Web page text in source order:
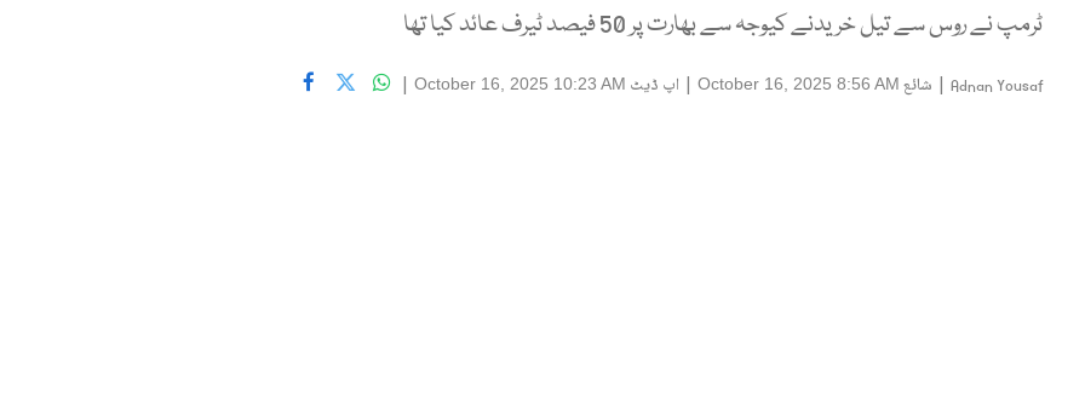
ٹرمپ نے روس سے تیل خریدنے کیوجہ سے بھارت پر 50 فیصد ٹیرف عائد کیا تھا
Adnan Yousaf
| شائع October 16, 2025 8:56 AM
| اپ ڈیٹ October 16, 2025 10:23 AM
|